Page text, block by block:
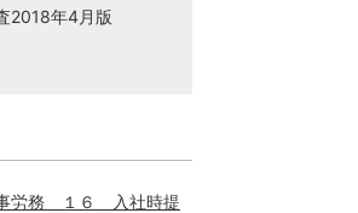
2018年4月版
労務 １６ 入社時提